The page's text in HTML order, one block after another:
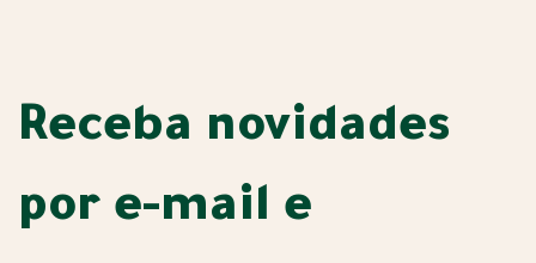
Receba novidades
por e-mail e